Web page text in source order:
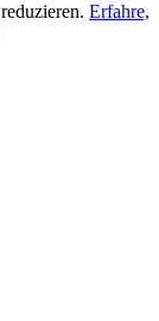
Erfahre,